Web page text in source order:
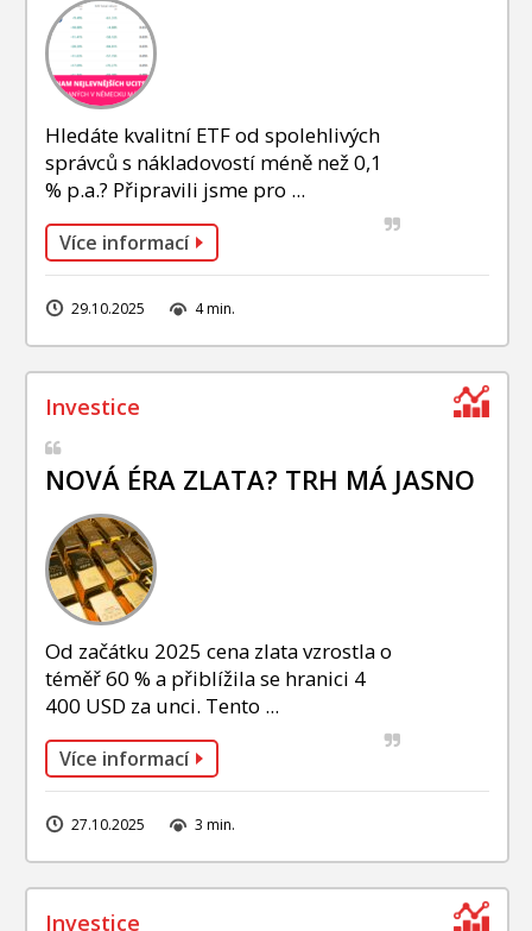
Hledáte kvalitní ETF od spolehlivých
správců s nákladovostí méně než 0,1
% p.a.? Připravili jsme pro ...
Více informací
29.10.2025 4 min.
NOVÁ ÉRA ZLATA? TRH MÁ JASNO
Od začátku 2025 cena zlata vzrostla o
téměř 60 % a přiblížila se hranici 4
400 USD za unci. Tento ...
Více informací
27.10.2025 3 min.